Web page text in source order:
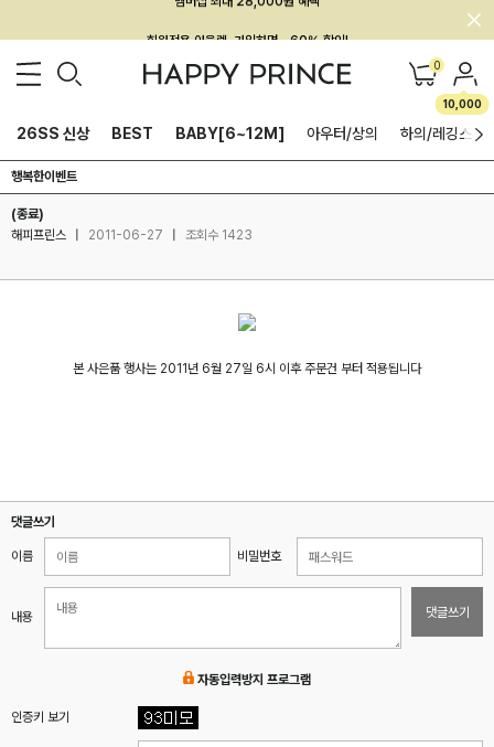
멤버십 최대 28,000원 혜택 0
10,000
26SS 신상 BEST BABY[6~12M] 아우터/상의 하의/레깅스
행복한이벤트
(종료)
해피프린스
2011-06-27 조회수 1423
본 사은품 행사는 2011년 6월 27일 6시 이후 주문건 부터 적용됩니다
댓글쓰기
이름 비밀번호
내용 댓글쓰기
자동입력방지 프로그램
인증키 보기